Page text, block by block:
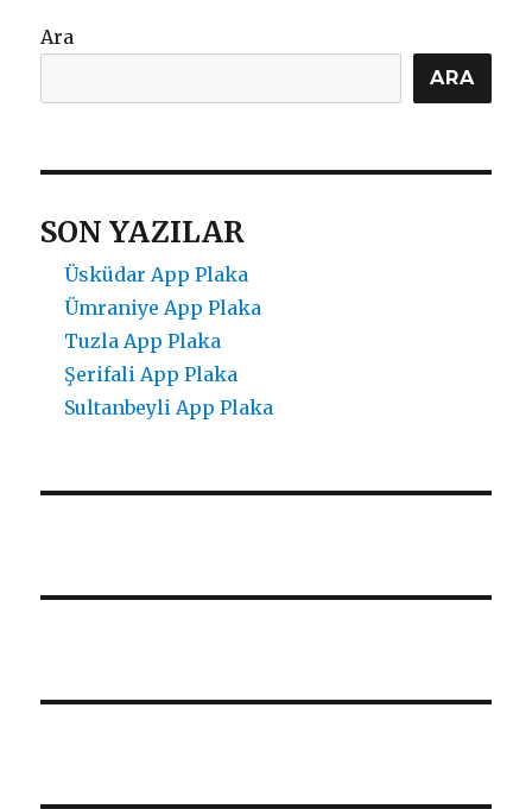
Ara
ARA
SON YAZILAR
Üsküdar App Plaka
Ümraniye App Plaka
Tuzla App Plaka
Şerifali App Plaka
Sultanbeyli App Plaka